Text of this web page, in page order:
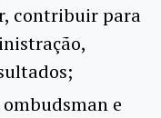
contribuir para
e